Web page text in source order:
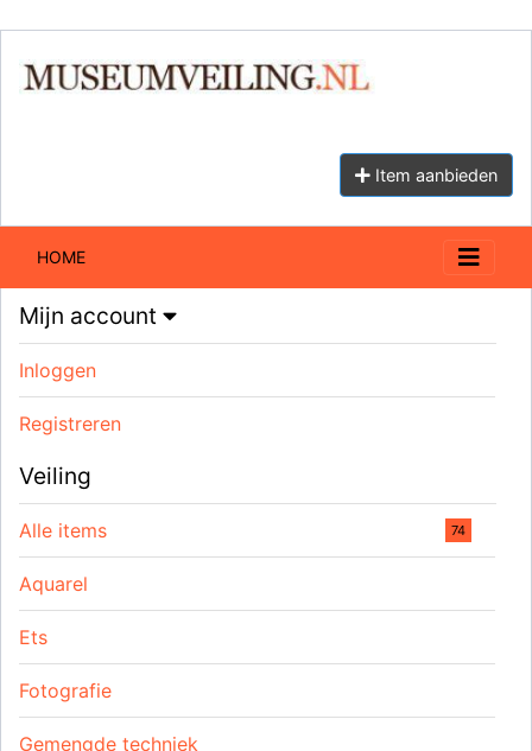
Item aanbieden
HOME
Mijn account
Inloggen
Registreren
Veiling
Alle items 74
Aquarel
Ets
Fotografie
Gemengde techniek